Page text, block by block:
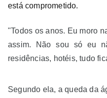
está comprometido.
"Todos os anos. Eu moro
assim. Não sou só eu
residências, hotéis, tudo
Segundo ela, a queda da